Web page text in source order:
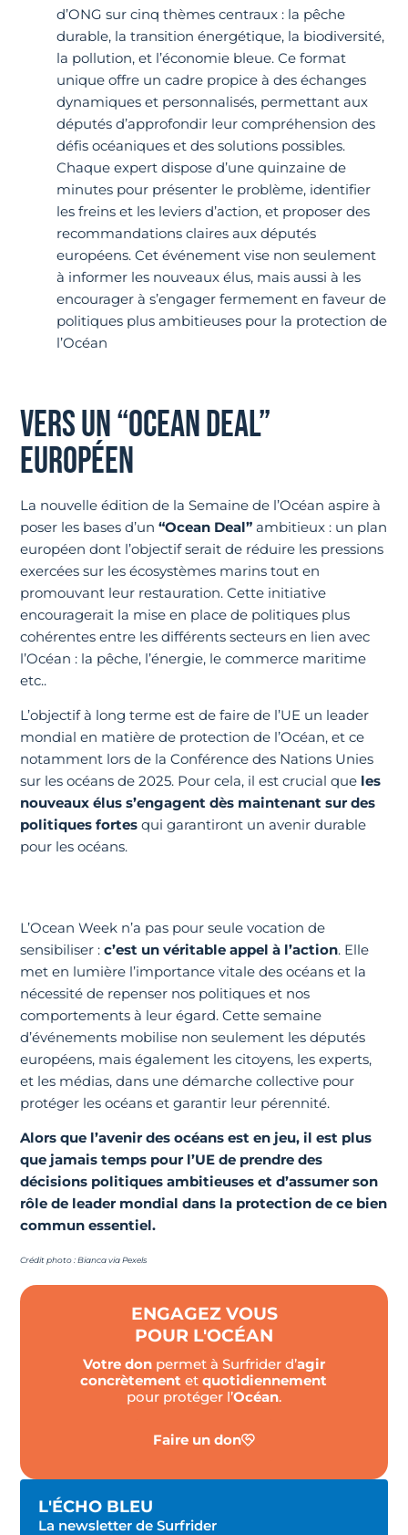
d’ONG sur cinq thèmes centraux : la pêche
durable, la transition énergétique, la biodiversité,
la pollution, et l’économie bleue. Ce format
unique offre un cadre propice à des échanges
dynamiques et personnalisés, permettant aux
députés d’approfondir leur compréhension des
défis océaniques et des solutions possibles.
Chaque expert dispose d’une quinzaine de
minutes pour présenter le problème, identifier
les freins et les leviers d’action, et proposer des
recommandations claires aux députés
européens. Cet événement vise non seulement
à informer les nouveaux élus, mais aussi à les
encourager à s’engager fermement en faveur de
politiques plus ambitieuses pour la protection de
l’Océan
VERS UN “OCEAN DEAL”
EUROPÉEN
La nouvelle édition de la Semaine de l’Océan aspire à
poser les bases d’un“Ocean Deal” ambitieux : un plan
européen dont l’objectif serait de réduire les pressions
exercées sur les écosystèmes marins tout en
promouvant leur restauration. Cette initiative
encouragerait la mise en place de politiques plus
cohérentes entre les différents secteurs en lien avec
l’Océan : la pêche, l’énergie, le commerce maritime
etc..
L’objectif à long terme est de faire de l’UE un leader
mondial en matière de protection de l’Océan, et ce
notamment lors de la Conférence des Nations Unies
sur les océans de 2025. Pour cela, il est crucial que les
nouveaux élus s’engagent dès maintenant sur des
politiques fortes qui garantiront un avenir durable
pour les océans.
L’Ocean Week n’a pas pour seule vocation de
sensibiliser :c’est un véritable appel à l’action. Elle
met en lumière l’importance vitale des océans et la
nécessité de repenser nos politiques et nos
comportements à leur égard. Cette semaine
d’événements mobilise non seulement les députés
européens, mais également les citoyens, les experts,
et les médias, dans une démarche collective pour
protéger les océans et garantir leur pérennité.
Alors que l’avenir des océans est en jeu, il est plus
que jamais temps pour l’UE de prendre des
décisions politiques ambitieuses et d’assumer son
rôle de leader mondial dans la protection de ce bien
commun essentiel.
Crédit photo : Bianca via Pexels
ENGAGEZ VOUS
POUR L'OCÉAN
Votre donpermet à Surfrider d’agir
concrètement etquotidiennement
pour protéger l’Océan.
Faire un don
L'ÉCHO BLEU
La newsletter de Surfrider